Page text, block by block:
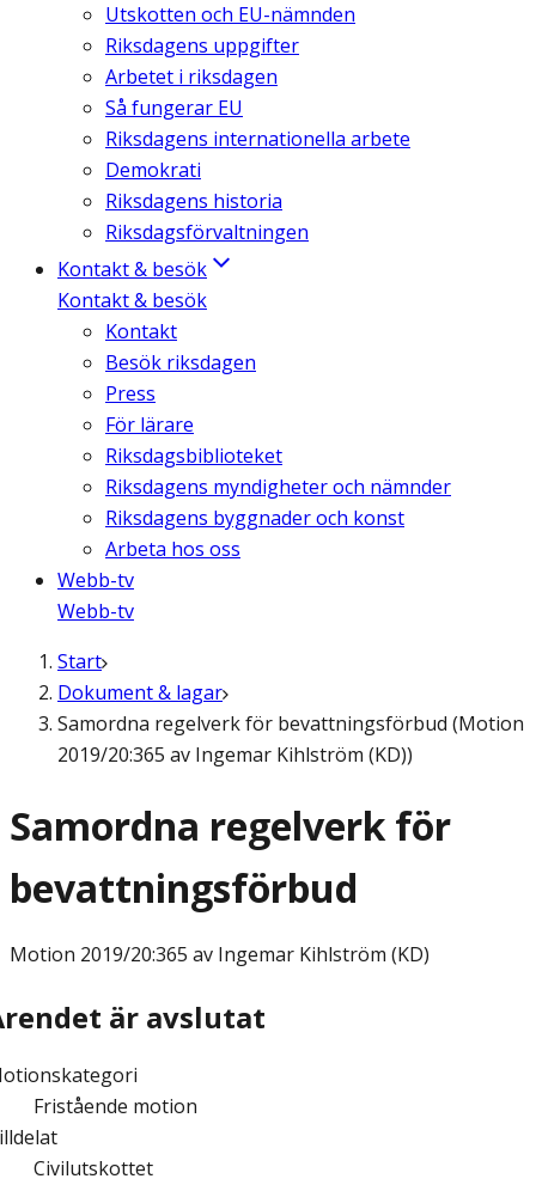
Utskotten och EU-nämnden
Riksdagens uppgifter
Arbetet i riksdagen
Så fungerar EU
Riksdagens internationella arbete
Demokrati
Riksdagens historia
Riksdagsförvaltningen
Kontakt & besök
Kontakt & besök
Kontakt
Besök riksdagen
Press
För lärare
Riksdagsbiblioteket
Riksdagens myndigheter och nämnder
Riksdagens byggnader och konst
Arbeta hos oss
Webb-tv
Webb-tv
Start
Dokument & lagar
Samordna regelverk för bevattningsförbud (Motion
2019/20:365 av Ingemar Kihlström (KD))
Samordna regelverk för
bevattningsförbud
Motion 2019/20:365 av Ingemar Kihlström (KD)
är avslutat
Fristående motion
Civilutskottet